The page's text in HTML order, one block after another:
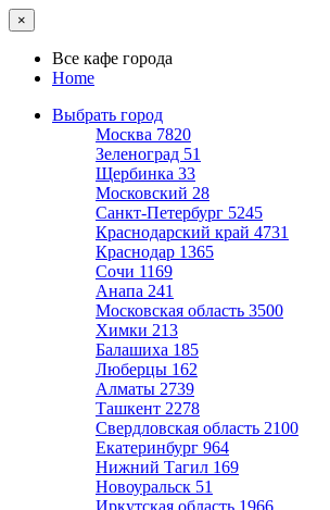
×
Все кафе города
Home
Выбрать город
Москва 7820
Зеленоград 51
Щербинка 33
Московский 28
Санкт-Петербург 5245
Краснодарский край 4731
Краснодар 1365
Сочи 1169
Анапа 241
Московская область 3500
Химки 213
Балашиха 185
Люберцы 162
Алматы 2739
Ташкент 2278
Свердловская область 2100
Екатеринбург 964
Нижний Тагил 169
Новоуральск 51
Иркутская область 1966